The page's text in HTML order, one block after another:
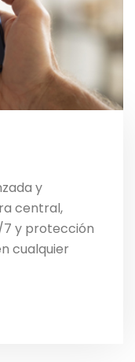
y
central,
y protección
cualquier